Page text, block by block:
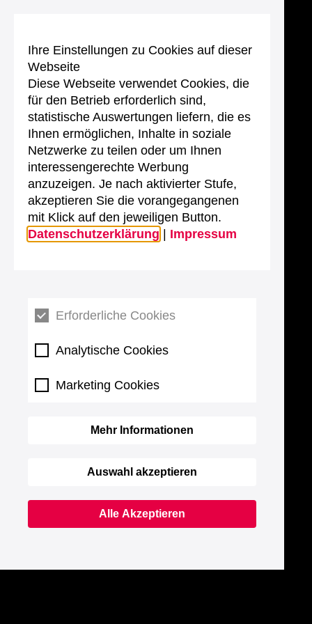
Ihre Einstellungen zu Cookies auf dieser
Webseite
Diese Webseite verwendet Cookies, die
für den Betrieb erforderlich sind,
statistische Auswertungen liefern, die es
Ihnen ermöglichen, Inhalte in soziale
Netzwerke zu teilen oder um Ihnen
interessengerechte Werbung
anzuzeigen. Je nach aktivierter Stufe,
akzeptieren Sie die vorangegangenen
mit Klick auf den jeweiligen Button.
Datenschutzerklärung
Impressum
Erforderliche Cookies
Analytische Cookies
Marketing Cookies
Mehr Informationen
Auswahl akzeptieren
Alle Akzeptieren